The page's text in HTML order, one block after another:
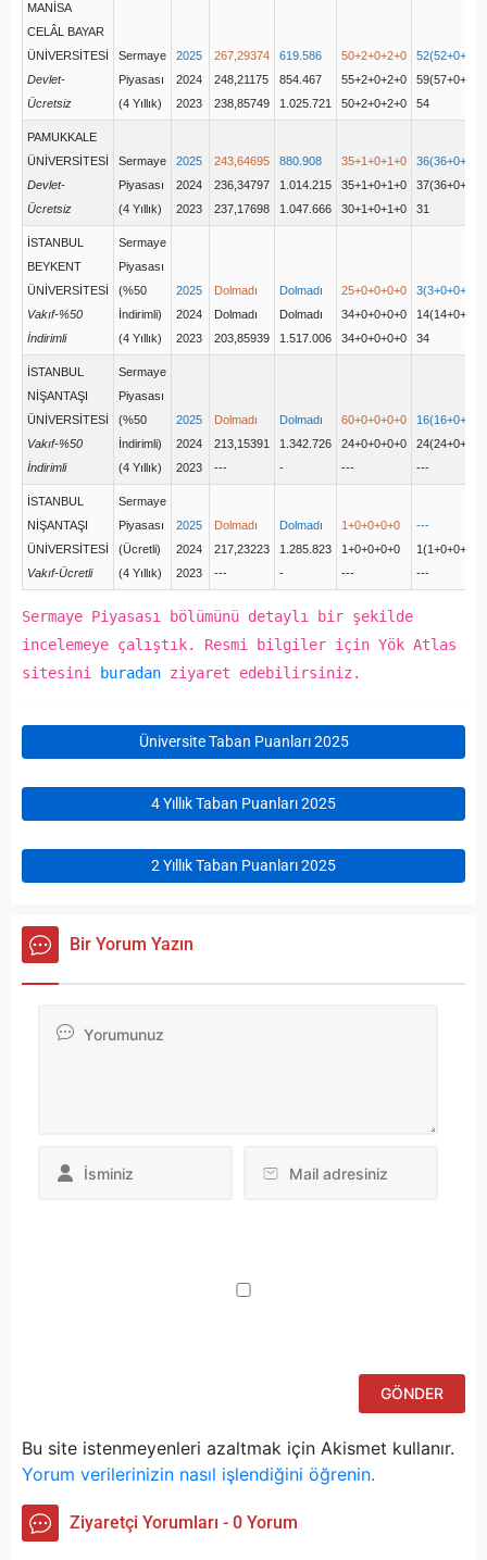
MANİSA
CELÂL BAYAR
ÜNİVERSİTESİ
Devlet-
Ücretsiz
Sermaye
Piyasası
(4 Yıllık)
2025
2024
2023
267,29374
248,21175
238,85749
619.586
854.467
1.025.721
50+2+0+2+0
55+2+0+2+0
50+2+0+2+0
54
PAMUKKALE
ÜNİVERSİTESİ
Devlet-
Ücretsiz
Sermaye
Piyasası
(4 Yıllık)
2025
2024
2023
243,64695
236,34797
237,17698
880.908
1.014.215
1.047.666
35+1+0+1+0
35+1+0+1+0
30+1+0+1+0
31
İSTANBUL
BEYKENT
ÜNİVERSİTESİ
Vakıf-%50
İndirimli
Sermaye
Piyasası
(%50
İndirimli)
(4 Yıllık)
2025
2024
2023
Dolmadı
Dolmadı
203,85939
Dolmadı
Dolmadı
1.517.006
25+0+0+0+0
34+0+0+0+0
34+0+0+0+0
34
İSTANBUL
NİŞANTAŞI
ÜNİVERSİTESİ
Vakıf-%50
İndirimli
Sermaye
Piyasası
(%50
İndirimli)
(4 Yıllık)
2025
2024
2023
Dolmadı
213,15391
---
Dolmadı
1.342.726
-
60+0+0+0+0
24+0+0+0+0
---
---
İSTANBUL
NİŞANTAŞI
ÜNİVERSİTESİ
Vakıf-Ücretli
Sermaye
Piyasası
(Ücretli)
(4 Yıllık)
2025
2024
2023
Dolmadı
217,23223
---
Dolmadı
1.285.823
-
1+0+0+0+0
1+0+0+0+0
---
---
---
Sermaye Piyasası bölümünü detaylı bir şekilde
incelemeye çalıştık. Resmi bilgiler için Yök Atlas
sitesini
buradan ziyaret edebilirsiniz.
Üniversite Taban Puanları 2025
4 Yıllık Taban Puanları 2025
2 Yıllık Taban Puanları 2025
Bir Yorum Yazın
Bu site istenmeyenleri azaltmak için Akismet kullanır.
Yorum verilerinizin nasıl işlendiğini öğrenin.
Ziyaretçi Yorumları - 0 Yorum